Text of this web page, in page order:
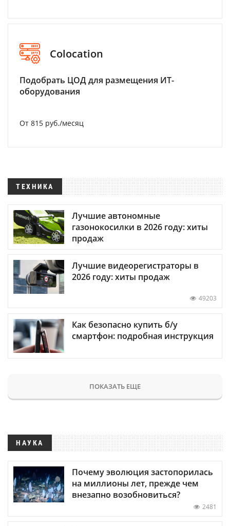
Colocation
Подобрать ЦОД для размещения ИТ-
оборудования
От 815 руб./месяц
ТЕХНИКА
Лучшие автономные
газонокосилки в 2026 году: хиты
продаж
Лучшие видеорегистраторы в
2026 году: хиты продаж
49203
Как безопасно купить б/у
смартфон: подробная инструкция
ПОКАЗАТЬ ЕЩЕ
НАУКА
Почему эволюция застопорилась
на миллионы лет, прежде чем
внезапно возобновиться?
2481